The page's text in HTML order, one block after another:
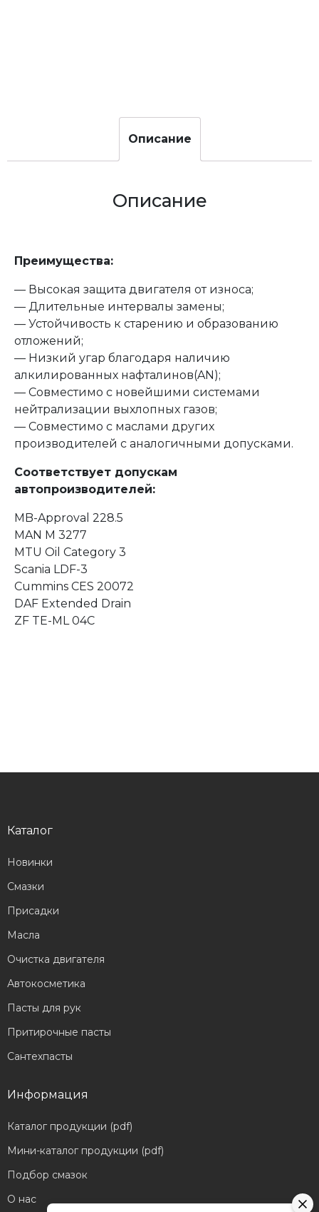
Описание
Описание
Преимущества:
— Высокая защита двигателя от износа;
— Длительные интервалы замены;
— Устойчивость к старению и образованию
отложений;
— Низкий угар благодаря наличию
алкилированных нафталинов(AN);
— Совместимо с новейшими системами
нейтрализации выхлопных газов;
— Совместимо с маслами других
производителей с аналогичными допусками.
Соответствует допускам
автопроизводителей:
MB-Approval 228.5
MAN M 3277
MTU Oil Category 3
Scania LDF-3
Cummins CES 20072
DAF Extended Drain
ZF TE-ML 04C
Каталог
Новинки
Смазки
Присадки
Масла
Очистка двигателя
Автокосметика
Пасты для рук
Притирочные пасты
Сантехпасты
Информация
Каталог продукции (pdf)
Мини-каталог продукции (pdf)
Подбор смазок
О нас